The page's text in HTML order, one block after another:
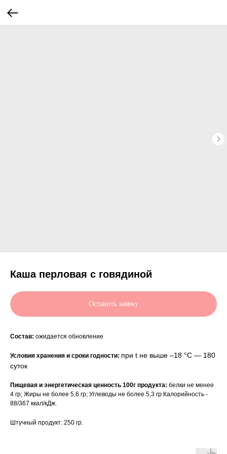
Каша перловая с говядиной
Оставить заявку
Состав: ожидается обновление
Условия хранения и сроки годности: при t не выше –18 °С — 180
суток
Пищевая и энергетическая ценность 100г продукта: белки не менее
4 гр; Жиры не более 5,6 гр; Углеводы не более 5,3 гр Калорийность -
88/367 ккал/кДж.
Штучный продукт: 250 гр.